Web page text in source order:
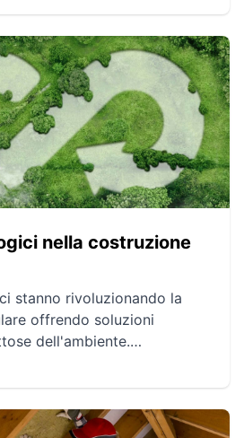
efficacemente alle
di emergenza o
loro efficienza energetica,
costruzione più rispettosa
nella costruzione
stanno rivoluzionando la
offrendo soluzioni
dell'ambiente.
e gli isolanti in fibra di
le prestazioni
delle strutture. Questa